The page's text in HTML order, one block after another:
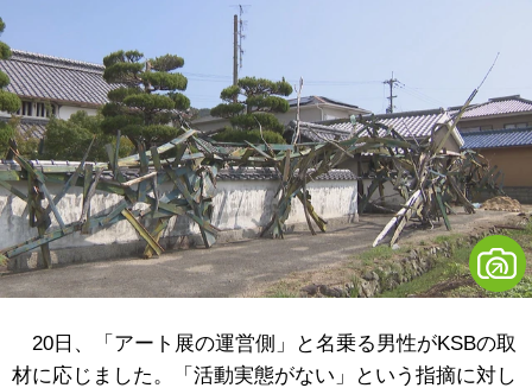
20日、「アート展の運営側」と名乗る男性がKSBの取
材に応じました。「活動実態がない」という指摘に対し